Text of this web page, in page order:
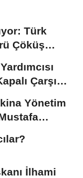
Türk
Çöküş
Çarşı
Yönetim
İlhami